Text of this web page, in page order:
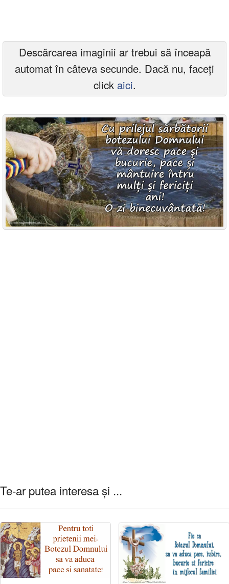
Felicitari muzicale personalizate
Conecteaza-te
Descărcarea imaginii ar trebui să înceapă
automat în câteva secunde. Dacă nu, faceți
click aici.
Te-ar putea interesa și ...